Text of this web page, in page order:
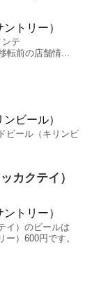
トリー）
テ
転前の店舗情...
ビール）
ビール（キリンビ
カクテイ）
トリー）
イ）のビールは
）600円です。